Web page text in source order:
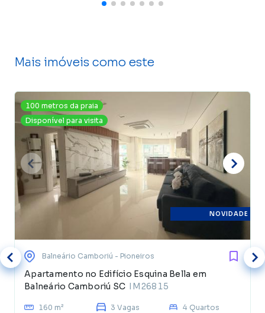
Mais imóveis como este
100 metros da praia
Disponível para visita
NOVIDADE
Balneário Camboriú - Pioneiros
Apartamento no Edifício Esquina Bella em
Balneário Camboriú SC IM26815
160 m² 3 Vagas
4 Quartos